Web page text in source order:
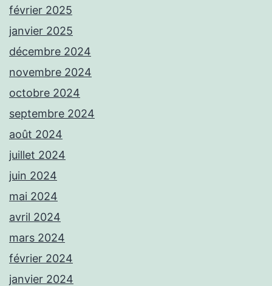
février 2025
janvier 2025
décembre 2024
novembre 2024
octobre 2024
septembre 2024
août 2024
juillet 2024
juin 2024
mai 2024
avril 2024
mars 2024
février 2024
janvier 2024